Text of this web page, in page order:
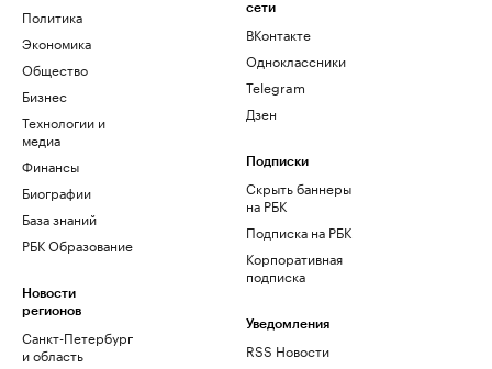
Политика
Экономика
Общество
Бизнес
Технологии и
медиа
Финансы
Биографии
База знаний
РБК Образование
Новости
регионов
Санкт-Петербург
и область
сети
ВКонтакте
Одноклассники
Telegram
Дзен
Подписки
Скрыть баннеры
на РБК
Подписка на РБК
Корпоративная
подписка
Уведомления
RSS Новости